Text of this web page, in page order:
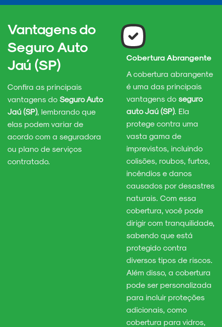
Vantagens do
Seguro Auto
Jaú (SP)
Confira as principais
vantagens do Seguro Auto
Jaú (SP), lembrando que
elas podem variar de
acordo com a seguradora
ou plano de serviços
contratado.
Cobertura Abrangente
A cobertura abrangente
é uma das principais
vantagens do seguro
auto Jaú (SP). Ela
protege contra uma
vasta gama de
imprevistos, incluindo
colisões, roubos, furtos,
incêndios e danos
causados por desastres
naturais. Com essa
cobertura, você pode
dirigir com tranquilidade,
sabendo que está
protegido contra
diversos tipos de riscos.
Além disso, a cobertura
pode ser personalizada
para incluir proteções
adicionais, como
cobertura para vidros,